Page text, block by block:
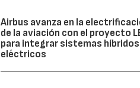
Airbus avanza en la
de la aviación con el proyecto
para integrar sistemas
eléctricos